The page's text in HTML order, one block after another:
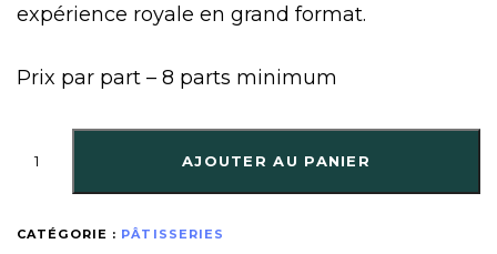
expérience royale en grand format.
Prix par part – 8 parts minimum
AJOUTER AU PANIER
CATÉGORIE : PÂTISSERIES